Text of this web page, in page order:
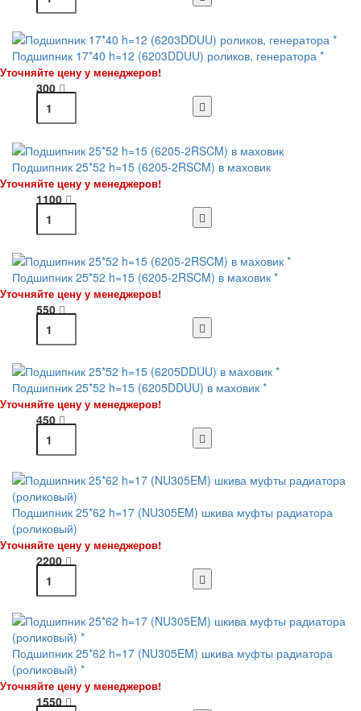
Подшипник 17*40 h=12 (6203DDUU) роликов, генератора *
Уточняйте цену у менеджеров!
300
Подшипник 25*52 h=15 (6205-2RSCM) в маховик
Уточняйте цену у менеджеров!
1100
Подшипник 25*52 h=15 (6205-2RSCM) в маховик *
Уточняйте цену у менеджеров!
550
Подшипник 25*52 h=15 (6205DDUU) в маховик *
Уточняйте цену у менеджеров!
450
Подшипник 25*62 h=17 (NU305EM) шкива муфты радиатора
(роликовый)
Уточняйте цену у менеджеров!
2200
Подшипник 25*62 h=17 (NU305EM) шкива муфты радиатора
(роликовый) *
Уточняйте цену у менеджеров!
1550